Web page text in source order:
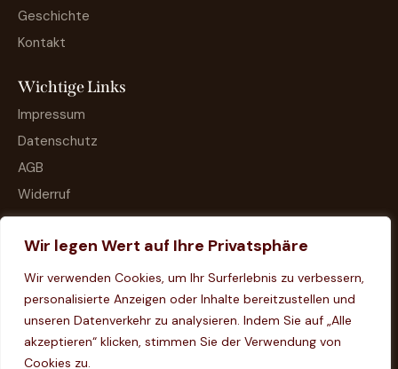
Wir legen Wert auf Ihre Privatsphäre
Wir verwenden Cookies, um Ihr Surferlebnis zu verbessern,
personalisierte Anzeigen oder Inhalte bereitzustellen und
unseren Datenverkehr zu analysieren. Indem Sie auf „Alle
akzeptieren“ klicken, stimmen Sie der Verwendung von
Cookies zu.
Geschichte
Kontakt
Wichtige Links
Impressum
Datenschutz
AGB
Widerruf